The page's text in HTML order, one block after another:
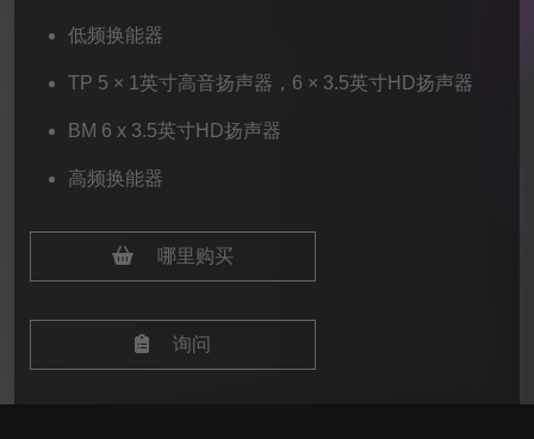
低频换能器
TP 5 × 1英寸高音扬声器，6 × 3.5英寸HD扬声器
BM 6 x 3.5英寸HD扬声器
高频换能器
哪里购买
询问